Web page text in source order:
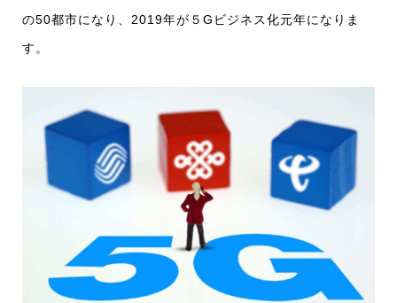
の50都市になり、2019年が５Gビジネス化元年になりま
す。